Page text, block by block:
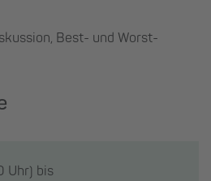
Best- und Worst-
Uhr) bis